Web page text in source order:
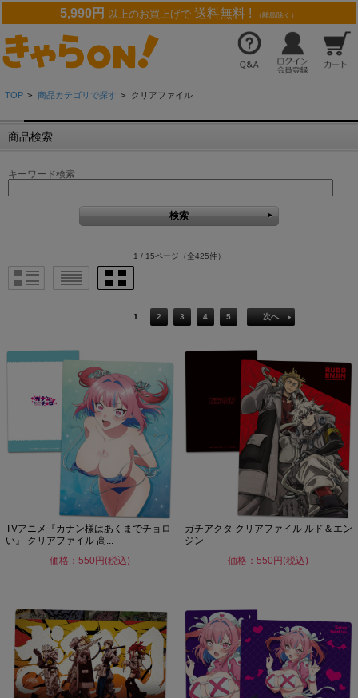
5,990円 以上のお買上げで 送料無料 ! （離島除く）
TOP > 商品カテゴリで探す > クリアファイル
商品検索
キーワード検索
1 / 15ページ （全425件）
1 2 3 4 5 次へ
TVアニメ『カナン様はあくまでチョロ
い』 クリアファイル 高...
価格：550円(税込)
ガチアクタ クリアファイル ルド＆エン
ジン
価格：550円(税込)